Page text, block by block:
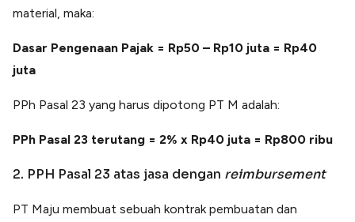
material, maka:
Dasar Pengenaan Pajak = Rp50 – Rp10 juta = Rp40
juta
PPh Pasal 23 yang harus dipotong PT M adalah:
PPh Pasal 23 terutang = 2% x Rp40 juta = Rp800 ribu
2. PPH Pasal 23 atas jasa dengan reimbursement
PT Maju membuat sebuah kontrak pembuatan dan